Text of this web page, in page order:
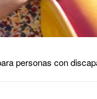
personas con